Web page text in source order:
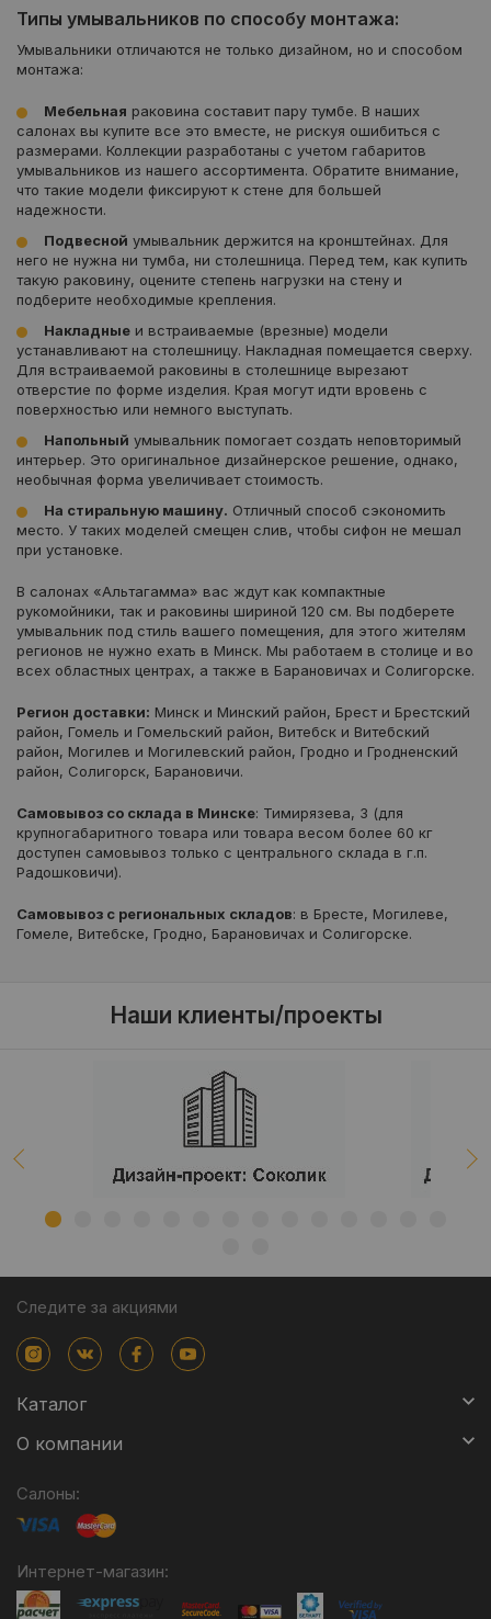
Типы умывальников по способу монтажа:
Умывальники отличаются не только дизайном, но и способом
монтажа:
Мебельная раковина составит пару тумбе. В наших
салонах вы купите все это вместе, не рискуя ошибиться с
размерами. Коллекции разработаны с учетом габаритов
умывальников из нашего ассортимента. Обратите внимание,
что такие модели фиксируют к стене для большей
надежности.
Подвесной умывальник держится на кронштейнах. Для
него не нужна ни тумба, ни столешница. Перед тем, как купить
такую раковину, оцените степень нагрузки на стену и
подберите необходимые крепления.
Накладные и встраиваемые (врезные) модели
устанавливают на столешницу. Накладная помещается сверху.
Для встраиваемой раковины в столешнице вырезают
отверстие по форме изделия. Края могут идти вровень с
поверхностью или немного выступать.
Напольный умывальник помогает создать неповторимый
интерьер. Это оригинальное дизайнерское решение, однако,
необычная форма увеличивает стоимость.
На стиральную машину. Отличный способ сэкономить
место. У таких моделей смещен слив, чтобы сифон не мешал
при установке.
В салонах «Альтагамма» вас ждут как компактные
рукомойники, так и раковины шириной 120 см. Вы подберете
умывальник под стиль вашего помещения, для этого жителям
регионов не нужно ехать в Минск. Мы работаем в столице и во
всех областных центрах, а также в Барановичах и Солигорске.
Регион доставки: Минск и Минский район, Брест и Брестский
район, Гомель и Гомельский район, Витебск и Витебский
район, Могилев и Могилевский район, Гродно и Гродненский
район, Солигорск, Барановичи.
Самовывоз со склада в Минске: Тимирязева, 3 (для
крупногабаритного товара или товара весом более 60 кг
доступен самовывоз только с центрального склада в г.п.
Радошковичи).
Самовывоз с региональных складов: в Бресте, Могилеве,
Гомеле, Витебске, Гродно, Барановичах и Солигорске.
Наши клиенты/проекты
Следите за акциями
Каталог
О компании
Салоны:
Интернет-магазин: